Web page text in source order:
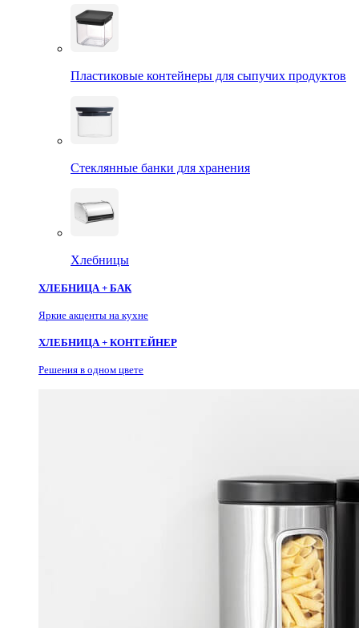
Пластиковые контейнеры для сыпучих продуктов
Стеклянные банки для хранения
Хлебницы
ХЛЕБНИЦА + БАК
Яркие акценты на кухне
ХЛЕБНИЦА + КОНТЕЙНЕР
Решения в одном цвете